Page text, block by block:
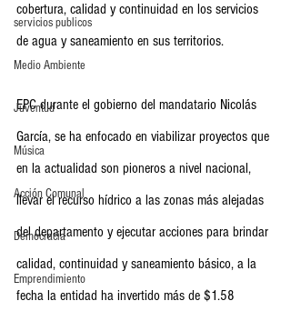
servicios publicos
Medio Ambiente
Juventud
Música
Acción Comunal
Democracia
Emprendimiento
cobertura, calidad y continuidad en los servicios
de agua y saneamiento en sus territorios.
EPC durante el gobierno del mandatario Nicolás
García, se ha enfocado en viabilizar proyectos que
en la actualidad son pioneros a nivel nacional,
llevar el recurso hídrico a las zonas más alejadas
del departamento y ejecutar acciones para brindar
calidad, continuidad y saneamiento básico, a la
fecha la entidad ha invertido más de $1.58